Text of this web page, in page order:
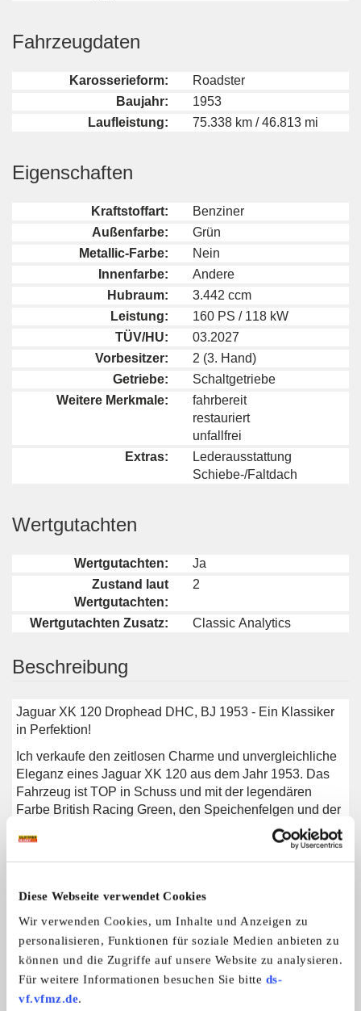
Diese Webseite verwendet Cookies
Wir verwenden Cookies, um Inhalte und Anzeigen zu
personalisieren, Funktionen für soziale Medien anbieten zu
können und die Zugriffe auf unsere Website zu analysieren.
Für weitere Informationen besuchen Sie bitte ds-
vf.vfmz.de.
Fahrzeugdaten
Karosserieform:
Roadster
Baujahr:
1953
Laufleistung:
75.338 km / 46.813 mi
Eigenschaften
Kraftstoffart:
Benziner
Außenfarbe:
Grün
Metallic-Farbe:
Nein
Innenfarbe:
Andere
Hubraum:
3.442 ccm
Leistung:
160 PS / 118 kW
TÜV/HU:
03.2027
Vorbesitzer:
2 (3. Hand)
Getriebe:
Schaltgetriebe
Weitere Merkmale:
fahrbereit
restauriert
unfallfrei
Extras:
Lederausstattung
Schiebe-/Faltdach
Wertgutachten
Wertgutachten:
Ja
Zustand laut
Wertgutachten:
2
Wertgutachten Zusatz: Classic Analytics
Beschreibung
Jaguar XK 120 Drophead DHC, BJ 1953 - Ein Klassiker
in Perfektion!
Ich verkaufe den zeitlosen Charme und unvergleichliche
Eleganz eines Jaguar XK 120 aus dem Jahr 1953. Das
Fahrzeug ist TOP in Schuss und mit der legendären
Farbe British Racing Green, den Speichenfelgen und der
Weinroten Innenausstattung zieht das Fahrzeug alle
Blicke auf sich und verkörpert das pure Fahrvergnügen
aus den 50er Jahren.
Das Fahrzeug ist technisch und optisch in einem
Zustand offiziell mit einer 2 bewertet.